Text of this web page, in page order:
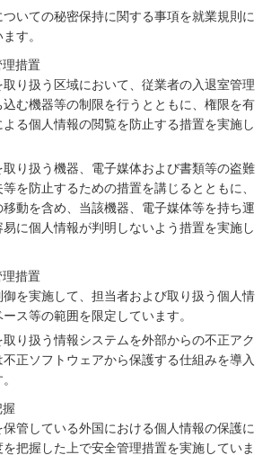
いての秘密保持に関する事項を就業規則に
す。
措置
り扱う区域において、従業者の入退室管理
込む機器等の制限を行うとともに、権限を有
よる個人情報の閲覧を防止する措置を実施し
取り扱う機器、電子媒体および書類等の盗難
等を防止するための措置を講じるとともに、
動を含め、当該機器、電子媒体等を持ち運
に個人情報が判明しないよう措置を実施し
措置
御を実施して、担当者および取り扱う個人情
ス等の範囲を限定しています。
り扱う情報システムを外部からの不正アク
不正ソフトウェアから保護する仕組みを導入
管している外国における個人情報の保護に
を把握した上で安全管理措置を実施していま